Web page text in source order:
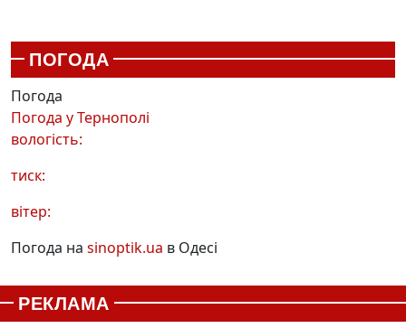
ПОГОДА
Погода
Погода уТернополі
вологість:
тиск:
вітер:
Погода на sinoptik.ua в Одесі
РЕКЛАМА